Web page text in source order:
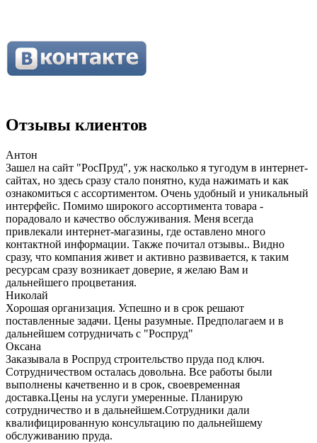
Отзывы клиентов
Антон
Зашел на сайт "РосПруд", уж насколько я тугодум в интернет-
сайтах, но здесь сразу стало понятно, куда нажимать и как
ознакомиться с ассортиментом. Очень удобный и уникальный
интерфейс. Помимо широкого ассортимента товара -
порадовало и качество обслуживания. Меня всегда
привлекали интернет-магазины, где оставлено много
контактной информации. Также почитал отзывы.. Видно
сразу, что компания живет и активно развивается, к таким
ресурсам сразу возникает доверие, я желаю Вам и
дальнейшего процветания.
Николай
Хорошая организация. Успешно и в срок решают
поставленные задачи. Цены разумные. Предполагаем и в
дальнейшем сотрудничать с "Роспруд"
Оксана
Заказывала в Роспруд строительство пруда под ключ.
Сотрудничеством осталась довольна. Все работы были
выполнены качетвенно и в срок, своевременная
доставка.Цены на услуги умеренные. Планирую
сотрудничество и в дальнейшем.Сотрудники дали
квалифицированную консультацию по дальнейшему
обслуживанию пруда.